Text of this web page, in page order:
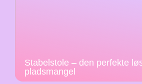
Stabelstole – den perfekte
pladsmangel